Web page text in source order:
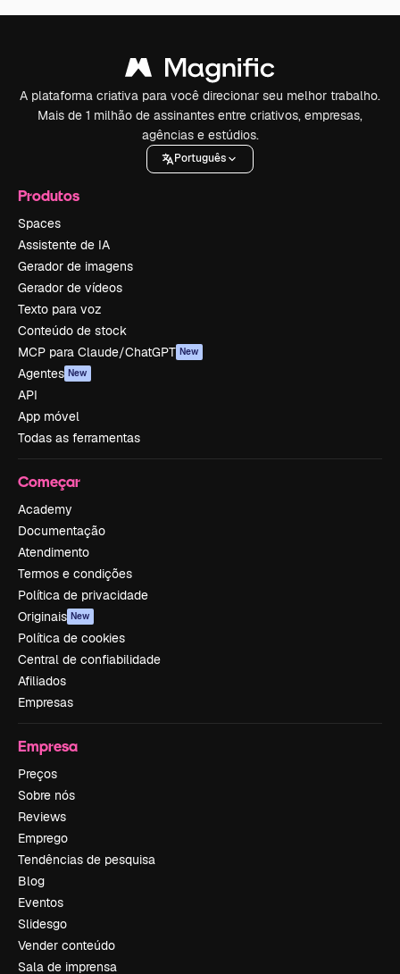
A plataforma criativa para você direcionar seu melhor trabalho.
Mais de 1 milhão de assinantes entre criativos, empresas,
agências e estúdios.
Português
Produtos
Spaces
Assistente de IA
Gerador de imagens
Gerador de vídeos
Texto para voz
Conteúdo de stock
MCP para Claude/ChatGPT New
Agentes New
API
App móvel
Todas as ferramentas
Começar
Academy
Documentação
Atendimento
Termos e condições
Política de privacidade
Originais New
Política de cookies
Central de confiabilidade
Afiliados
Empresas
Empresa
Preços
Sobre nós
Reviews
Emprego
Tendências de pesquisa
Blog
Eventos
Slidesgo
Vender conteúdo
Sala de imprensa